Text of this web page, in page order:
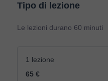
Tipo di lezione
Le lezioni durano 60 minuti
1 lezione
65 €